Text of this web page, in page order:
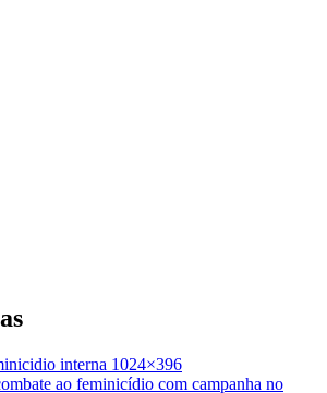
ao feminicídio com campanha no